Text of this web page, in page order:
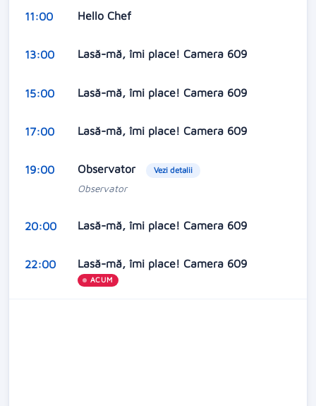
11:00 Hello Chef
13:00 Lasă-mă, îmi place! Camera 609
15:00 Lasă-mă, îmi place! Camera 609
17:00 Lasă-mă, îmi place! Camera 609
19:00 Observator Vezi detalii
Observator
20:00 Lasă-mă, îmi place! Camera 609
22:00 Lasă-mă, îmi place! Camera 609
ACUM